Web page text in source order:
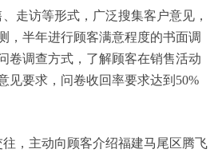
走访等形式，广泛搜集客户意见，
，半年进行顾客满意程度的书面调
卷调查方式，了解顾客在销售活动
见要求，问卷收回率要求达到50%
，主动向顾客介绍福建马尾区腾飞